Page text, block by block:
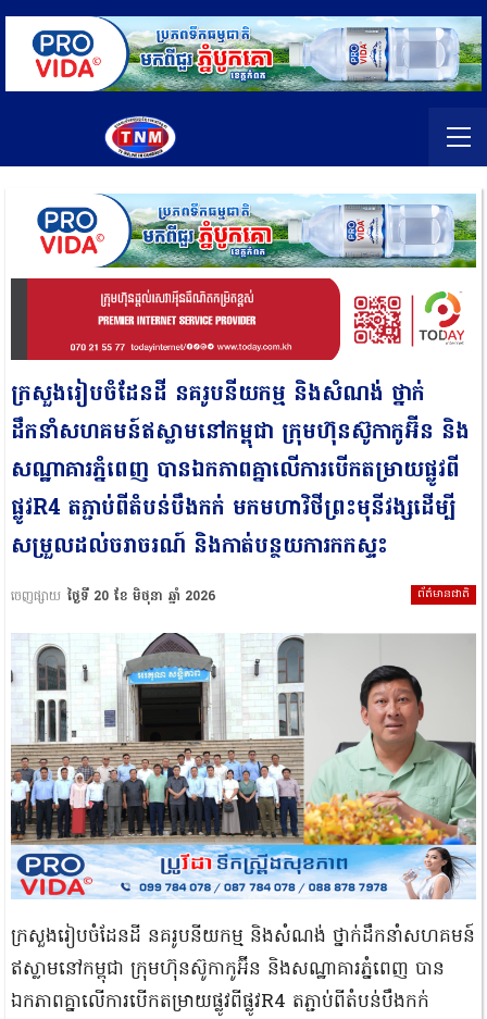
ក្រសួងរៀបចំដែនដី នគរូបនីយកម្ម និងសំណង់ ថ្នាក់
ដឹកនាំសហគមន៍ឥស្លាមនៅកម្ពុជា ក្រុមហ៊ុនស៊ូកាកូអ៊ីន និង
សណ្ឋាគារភ្នំពេញ បានឯកភាពគ្នាលើការបើកតម្រាយផ្លូវពី
ផ្លូវR4 តភ្ជាប់ពីតំបន់បឹងកក់ មកមហាវិថីព្រះមុនីវង្សដើម្បី
សម្រួលដល់ចរាចរណ៍ និងកាត់បន្ថយការកកស្ទះ
ព័ត៌មានជាតិ
ចេញផ្សាយ ថ្ងៃទី 20 ខែ មិថុនា ឆ្នាំ 2026
ក្រសួងរៀបចំដែនដី នគរូបនីយកម្ម និងសំណង់ ថ្នាក់ដឹកនាំសហគមន៍
ឥស្លាមនៅកម្ពុជា ក្រុមហ៊ុនស៊ូកាកូអ៊ីន និងសណ្ឋាគារភ្នំពេញ បាន
ឯកភាពគ្នាលើការបើកតម្រាយផ្លូវពីផ្លូវR4 តភ្ជាប់ពីតំបន់បឹងកក់